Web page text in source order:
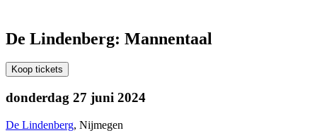
De Lindenberg: Mannentaal
Koop tickets
donderdag 27 juni 2024
De Lindenberg, Nijmegen